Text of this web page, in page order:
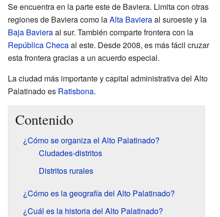
Se encuentra en la parte este de Baviera. Limita con otras
regiones de Baviera como laAlta Bavieraal suroeste y la
Baja Bavieraal sur. También comparte frontera con la
República Checaal este. Desde 2008, es más fácil cruzar
esta frontera gracias a un acuerdo especial.
La ciudad más importante y capital administrativa del Alto
Palatinado es Ratisbona.
Contenido
¿Cómo se organiza el Alto Palatinado?
Ciudades-distritos
Distritos rurales
¿Cómo es la geografía del Alto Palatinado?
¿Cuál es la historia del Alto Palatinado?